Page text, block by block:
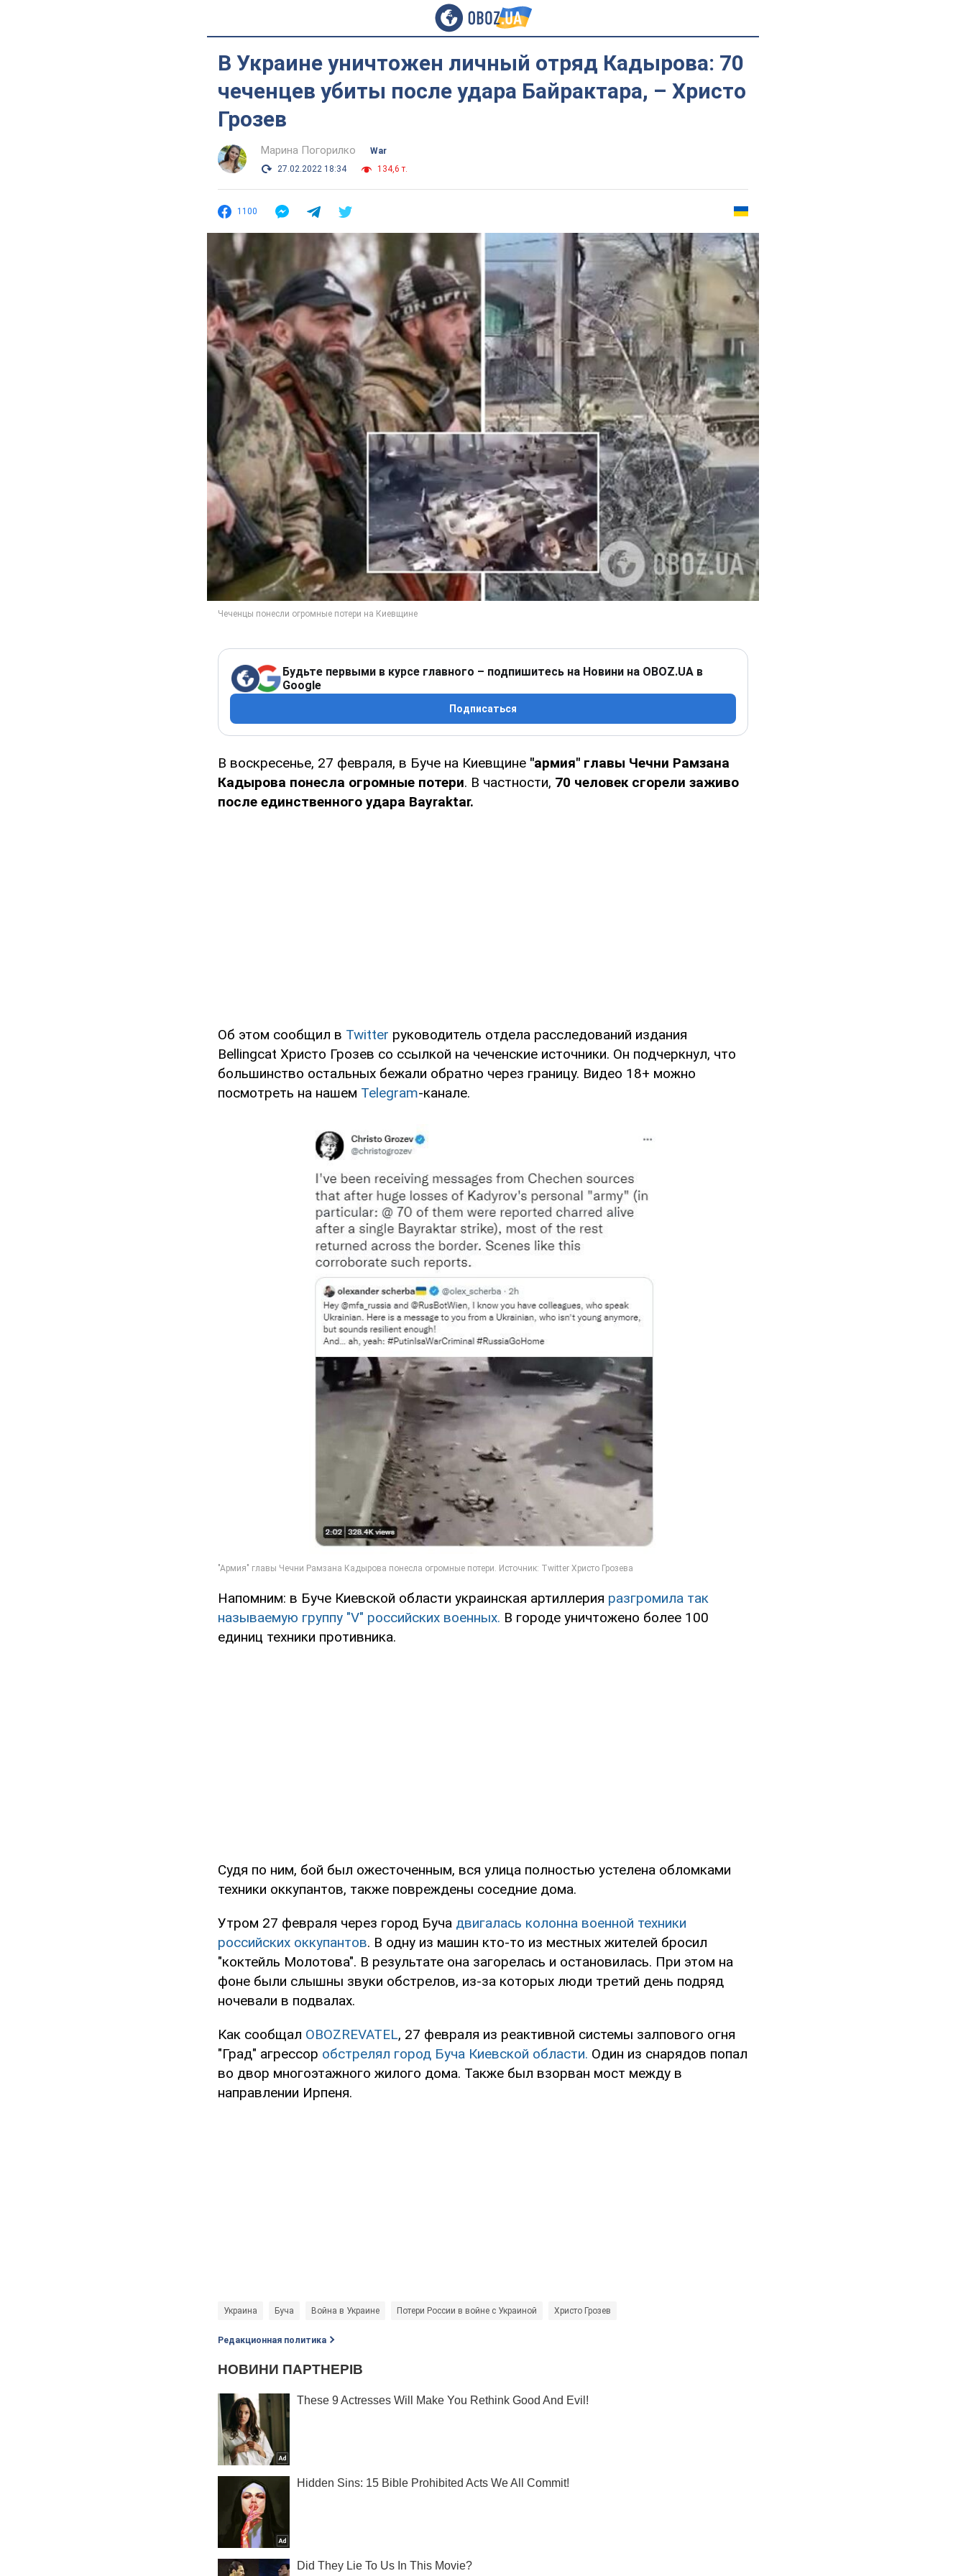
В Украине уничтожен личный отряд Кадырова: 70
чеченцев убиты после удара Байрактара, – Христо
Грозев
Марина Погорилко
War
27.02.2022 18:34
134,6 т.
1100
Будьте первыми в курсе главного – подпишитесь на Новини на OBOZ.UA в
Google
Подписаться
В воскресенье, 27 февраля, в Буче на Киевщине "армия" главы Чечни Рамзана
Кадырова понесла огромные потери. В частности, 70 человек сгорели заживо
после единственного удара Bayraktar.
Об этом сообщил в Twitter руководитель отдела расследований издания
Bellingcat Христо Грозев со ссылкой на чеченские источники. Он подчеркнул, что
большинство остальных бежали обратно через границу. Видео 18+ можно
посмотреть на нашем Telegram-канале.
Напомним: в Буче Киевской области украинская артиллерия разгромила так
называемую группу "V" российских военных. В городе уничтожено более 100
единиц техники противника.
Судя по ним, бой был ожесточенным, вся улица полностью устелена обломками
техники оккупантов, также повреждены соседние дома.
Утром 27 февраля через город Буча двигалась колонна военной техники
российских оккупантов. В одну из машин кто-то из местных жителей бросил
"коктейль Молотова". В результате она загорелась и остановилась. При этом на
фоне были слышны звуки обстрелов, из-за которых люди третий день подряд
ночевали в подвалах.
Как сообщал OBOZREVATEL, 27 февраля из реактивной системы залпового огня
"Град" агрессор обстрелял город Буча Киевской области. Один из снарядов попал
во двор многоэтажного жилого дома. Также был взорван мост между в
направлении Ирпеня.
Украина Буча Война в Украине Потери России в войне с Украиной Христо Грозев
Редакционная политика